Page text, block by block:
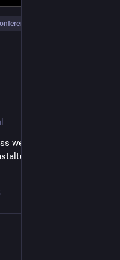
weniger Beiträge für